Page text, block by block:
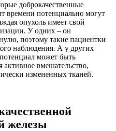
доброкачественные
времени потенциально могут
опухоль имеет свой
У одних – он
поэтому такие пациентки
наблюдения. А у других
может быть
активное вмешательство,
измененных тканей.
железы